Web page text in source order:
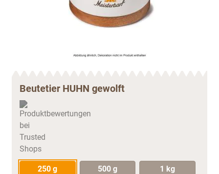
Beutetier HUHN gewolft
250 g 500 g 1 kg